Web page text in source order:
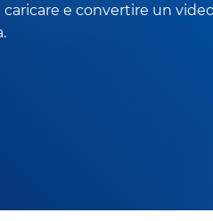
caricare e convertire un